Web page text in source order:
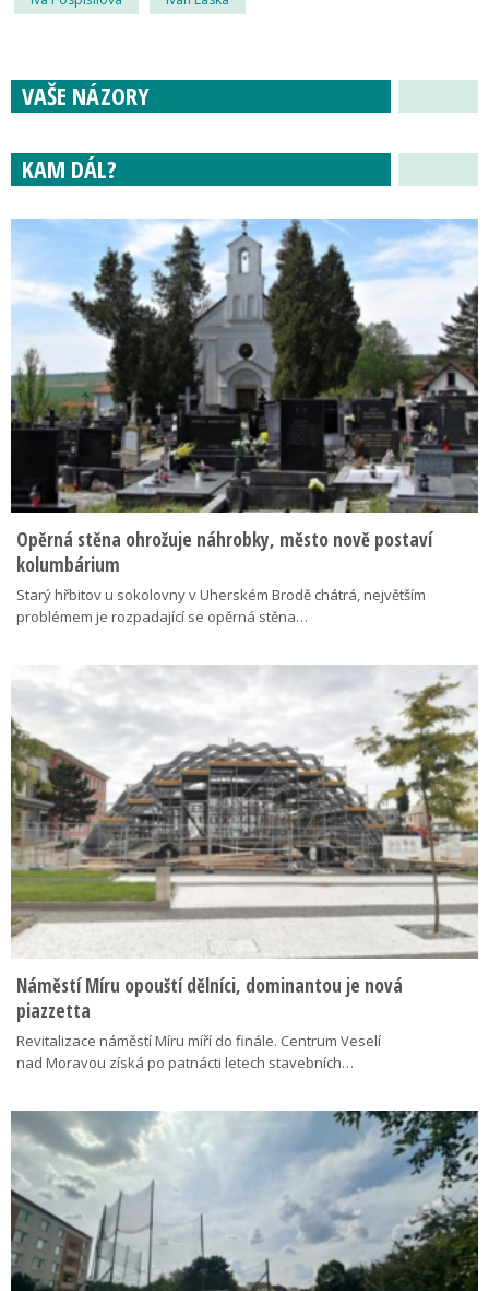
VAŠE NÁZORY
KAM DÁL?
Opěrná stěna ohrožuje náhrobky, město nově postaví
kolumbárium
Starý hřbitov u sokolovny v Uherském Brodě chátrá, největším
problémem je rozpadající se opěrná stěna…
Náměstí Míru opouští dělníci, dominantou je nová
piazzetta
Revitalizace náměstí Míru míří do finále. Centrum Veselí
nad Moravou získá po patnácti letech stavebních…